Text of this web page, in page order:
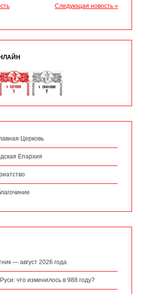
Следующая новость »
Церковь
Епархия
— август 2026 года
что изменилось в 988 году?